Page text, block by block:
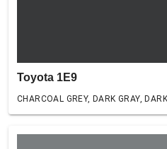
Toyota 1E9
CHARCOAL GREY, DARK GRAY,